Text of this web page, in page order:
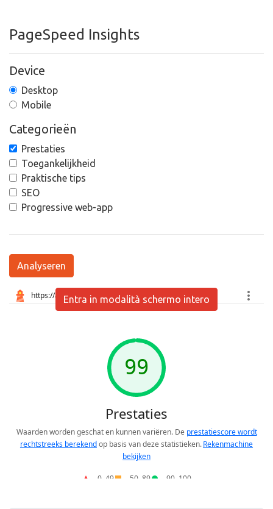
PageSpeed Insights
Device
Desktop
Mobile
Categorieën
Prestaties
Toegankelijkheid
Praktische tips
SEO
Progressive web-app
Analyseren
Entra in modalità schermo intero